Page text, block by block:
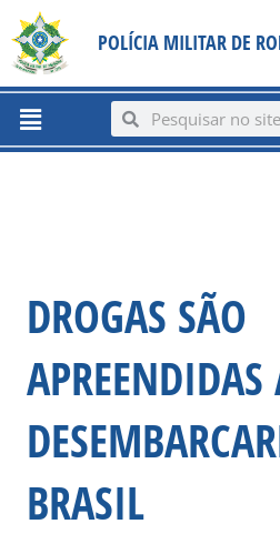
content
para
conteúdo
POLÍCIA MILITAR DE
Menu SearchSearch
DROGAS SÃO
APREENDIDAS
BRASIL